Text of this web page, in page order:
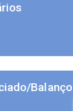
Balanço